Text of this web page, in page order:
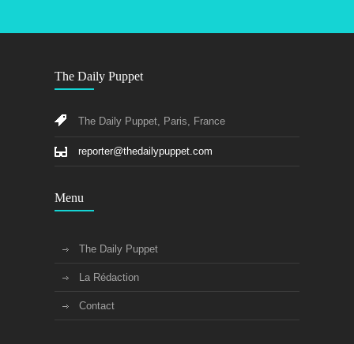
The Daily Puppet
The Daily Puppet, Paris, France
reporter@thedailypuppet.com
Menu
The Daily Puppet
La Rédaction
Contact